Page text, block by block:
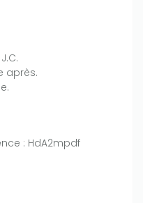
après.
: HdA2mpdf